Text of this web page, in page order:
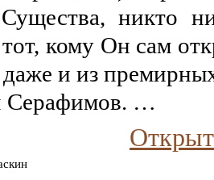
никто
тот, кому Он сам
и из
Серафимов. …